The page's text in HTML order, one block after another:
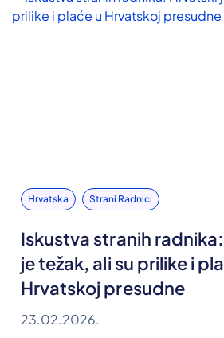
Hrvatska Strani Radnici
Iskustva stranih
je težak, ali su prilike i
Hrvatskoj presudne
23.02.2026.